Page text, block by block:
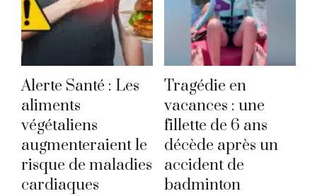
Alerte Santé : Les
aliments
végétaliens
augmenteraient le
risque de maladies
cardiaques
Tragédie en
vacances : une
fillette de 6 ans
décède après un
accident de
badminton